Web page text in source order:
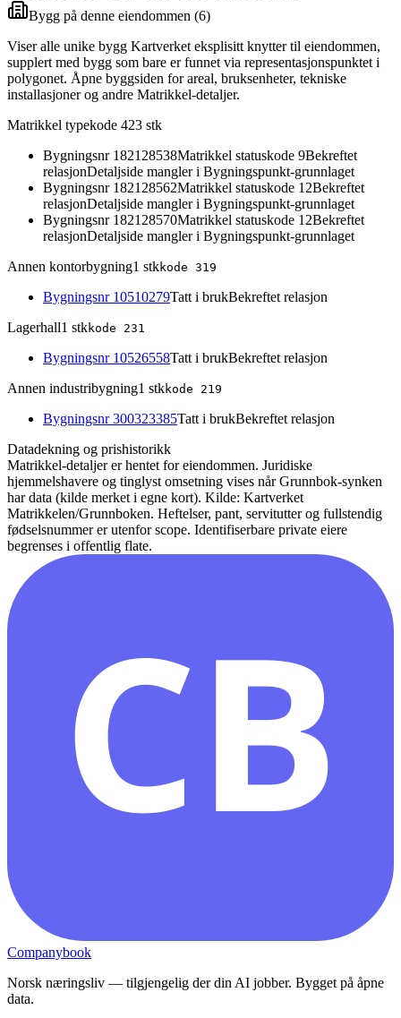
Bygg på denne eiendommen (6)
Viser alle unike bygg Kartverket eksplisitt knytter til eiendommen,
supplert med bygg som bare er funnet via representasjonspunktet i
polygonet. Åpne byggsiden for areal, bruksenheter, tekniske
installasjoner og andre Matrikkel-detaljer.
Matrikkel typekode 423 stk
Bygningsnr 182128538Matrikkel statuskode 9Bekreftet
relasjonDetaljside mangler i Bygningspunkt-grunnlaget
Bygningsnr 182128562Matrikkel statuskode 12Bekreftet
relasjonDetaljside mangler i Bygningspunkt-grunnlaget
Bygningsnr 182128570Matrikkel statuskode 12Bekreftet
relasjonDetaljside mangler i Bygningspunkt-grunnlaget
Annen kontorbygning1 stkkode 319
Bygningsnr 10510279Tatt i brukBekreftet relasjon
Lagerhall1 stkkode 231
Bygningsnr 10526558Tatt i brukBekreftet relasjon
Annen industribygning1 stkkode 219
Bygningsnr300323385Tatt i brukBekreftet relasjon
Datadekning og prishistorikk
Matrikkel-detaljer er hentet for eiendommen. Juridiske
hjemmelshavere og tinglyst omsetning vises når Grunnbok-synken
har data (kilde merket i egne kort). Kilde: Kartverket
Matrikkelen/Grunnboken. Heftelser, pant, servitutter og fullstendig
fødselsnummer er utenfor scope. Identifiserbare private eiere
begrenses i offentlig flate.
CB
Companybook
Norsk næringsliv — tilgjengelig der din AI jobber. Bygget på åpne
data.